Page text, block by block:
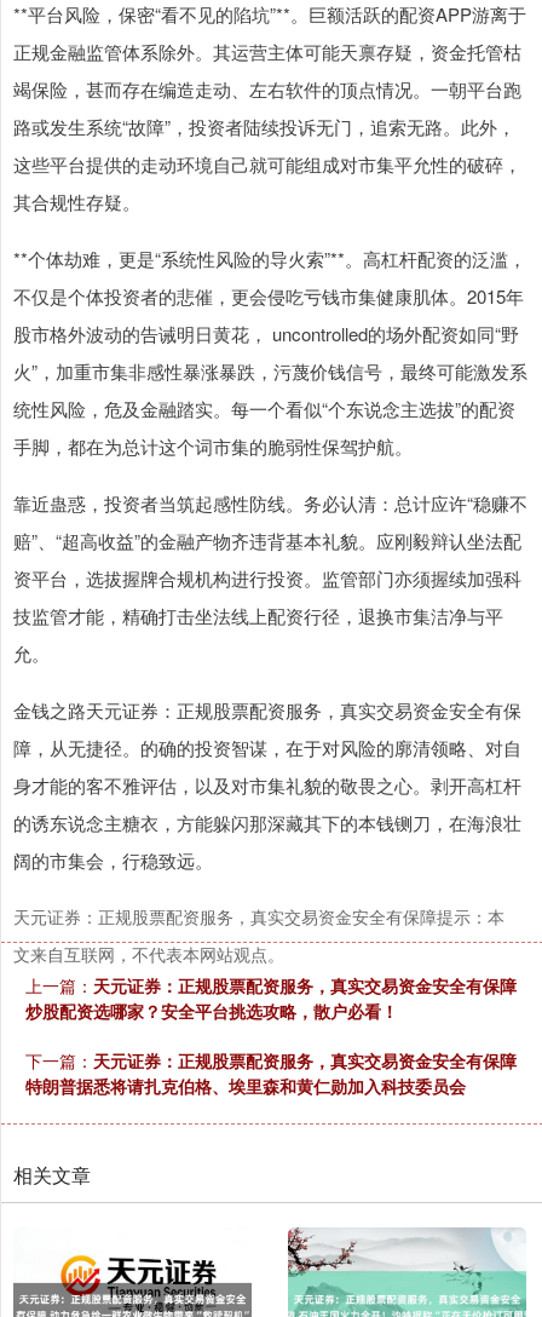
**平台风险，保密“看不见的陷坑”**。巨额活跃的配资APP游离于
正规金融监管体系除外。其运营主体可能天禀存疑，资金托管枯
竭保险，甚而存在编造走动、左右软件的顶点情况。一朝平台跑
路或发生系统“故障”，投资者陆续投诉无门，追索无路。此外，
这些平台提供的走动环境自己就可能组成对市集平允性的破碎，
其合规性存疑。
**个体劫难，更是“系统性风险的导火索”**。高杠杆配资的泛滥，
不仅是个体投资者的悲催，更会侵吃亏钱市集健康肌体。2015年
股市格外波动的告诫明日黄花， uncontrolled的场外配资如同“野
火”，加重市集非感性暴涨暴跌，污蔑价钱信号，最终可能激发系
统性风险，危及金融踏实。每一个看似“个东说念主选拔”的配资
手脚，都在为总计这个词市集的脆弱性保驾护航。
靠近蛊惑，投资者当筑起感性防线。务必认清：总计应许“稳赚不
赔”、“超高收益”的金融产物齐违背基本礼貌。应刚毅辩认坐法配
资平台，选拔握牌合规机构进行投资。监管部门亦须握续加强科
技监管才能，精确打击坐法线上配资行径，退换市集洁净与平
允。
金钱之路天元证券：正规股票配资服务，真实交易资金安全有保
障，从无捷径。的确的投资智谋，在于对风险的廓清领略、对自
身才能的客不雅评估，以及对市集礼貌的敬畏之心。剥开高杠杆
的诱东说念主糖衣，方能躲闪那深藏其下的本钱铡刀，在海浪壮
阔的市集会，行稳致远。
天元证券：正规股票配资服务，真实交易资金安全有保障提示：本
文来自互联网，不代表本网站观点。
上一篇： 天元证券：正规股票配资服务，真实交易资金安全有保障
炒股配资选哪家？安全平台挑选攻略，散户必看！
下一篇： 天元证券：正规股票配资服务，真实交易资金安全有保障
特朗普据悉将请扎克伯格、埃里森和黄仁勋加入科技委员会
相关文章